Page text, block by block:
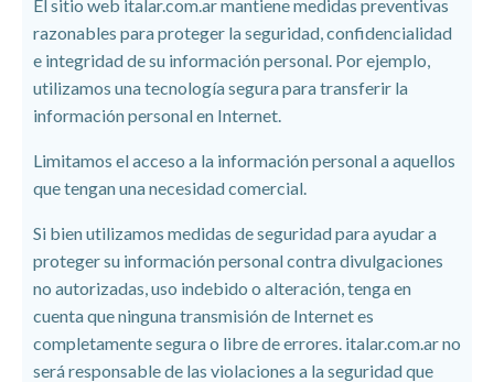
El sitio web italar.com.ar mantiene medidas preventivas
razonables para proteger la seguridad, confidencialidad
e integridad de su información personal. Por ejemplo,
utilizamos una tecnología segura para transferir la
información personal en Internet.
Limitamos el acceso a la información personal a aquellos
que tengan una necesidad comercial.
Si bien utilizamos medidas de seguridad para ayudar a
proteger su información personal contra divulgaciones
no autorizadas, uso indebido o alteración, tenga en
cuenta que ninguna transmisión de Internet es
completamente segura o libre de errores. italar.com.ar no
será responsable de las violaciones a la seguridad que